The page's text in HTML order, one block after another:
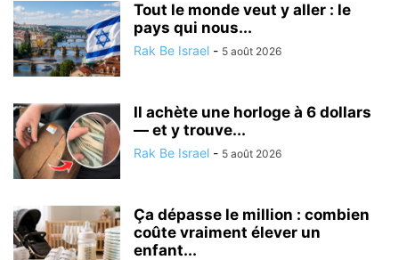
Tout le monde veut y aller : le
pays qui nous...
Rak Be Israel - 5 août 2026
Il achète une horloge à 6 dollars
— et y trouve...
Rak Be Israel - 5 août 2026
Ça dépasse le million : combien
coûte vraiment élever un
enfant...